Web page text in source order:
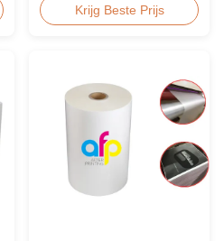
Lamination Film/BOPP
Thermal/Dry Lamination Film for
42dynes Excellent Performance
at UV Spot and Hot Stamping!
FDA PASSED What is BOPP ...
Krijg Beste Prijs